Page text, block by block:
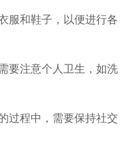
和鞋子，以便进行各
注意个人卫生，如洗
程中，需要保持社交